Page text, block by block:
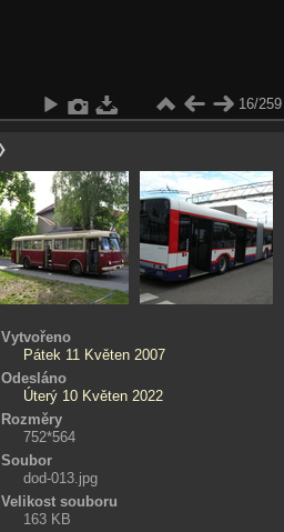
16/259
Vytvořeno
Pátek 11 Květen 2007
Odesláno
Úterý 10 Květen 2022
Rozměry
752*564
Soubor
dod-013.jpg
Velikost souboru
163 KB